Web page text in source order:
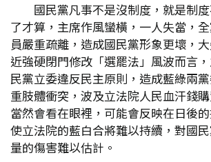
國民黨凡事不是沒制度，就是制
了才算，主席作風蠻橫，一人失當，
員嚴重疏離，造成國民黨形象更壞，
近強硬閉門修改「選罷法」風波而言
民黨立委違反民主原則，造成藍綠兩
重肢體衝突，波及立法院人民血汗錢
當然會看在眼裡，可能會反映在日後
使立法院的藍白合將難以持續，對國
量的傷害難以估計。